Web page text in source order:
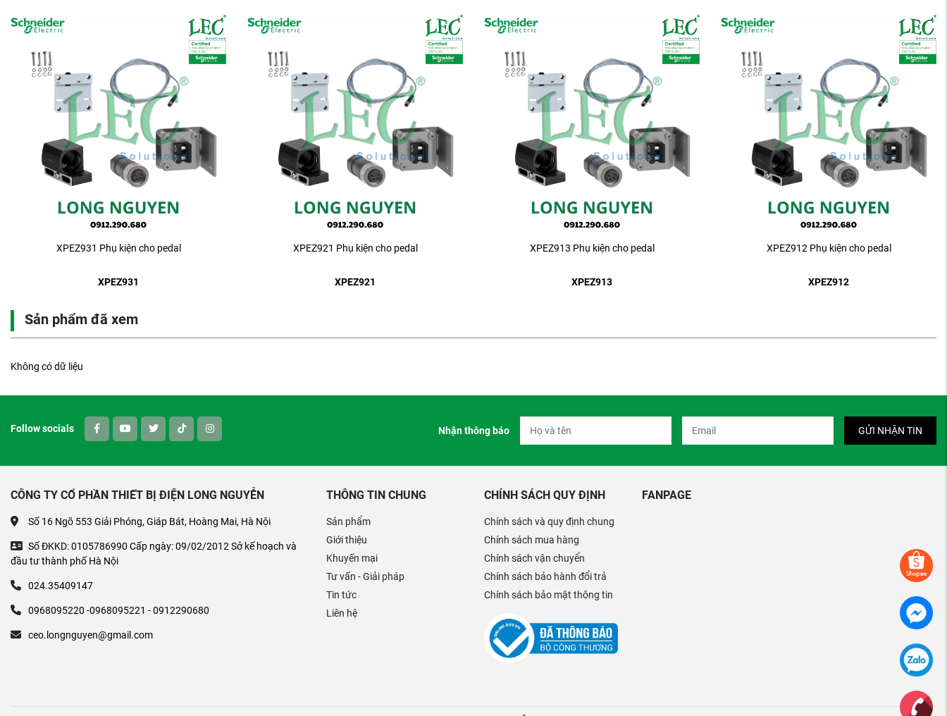
XPEZ931 Phụ kiện cho pedal
XPEZ931
XPEZ921 Phụ kiện cho pedal
XPEZ921
XPEZ913 Phụ kiện cho pedal
XPEZ913
XPEZ912 Phụ kiện cho pedal
XPEZ912
Sản phẩm đã xem
Không có dữ liệu
Follow socials Nhận thông báo GỬI NHẬN TIN
CÔNG TY CỔ PHẦN THIẾT BỊ ĐIỆN LONG NGUYỄN
Số 16 Ngõ 553 Giải Phóng, Giáp Bát, Hoàng Mai, Hà Nội
Số ĐKKD: 0105786990 Cấp ngày: 09/02/2012 Sở kế hoạch và
đầu tư thành phố Hà Nội
024.35409147
0968095220 -0968095221 - 0912290680
ceo.longnguyen@gmail.com
THÔNG TIN CHUNG
Sản phẩm
Giới thiệu
Khuyến mại
Tư vấn - Giải pháp
Tin tức
Liên hệ
CHÍNH SÁCH QUY ĐỊNH
Chính sách và quy định chung
Chính sách mua hàng
Chính sách vận chuyển
Chính sách bảo hành đổi trả
Chính sách bảo mật thông tin
FANPAGE